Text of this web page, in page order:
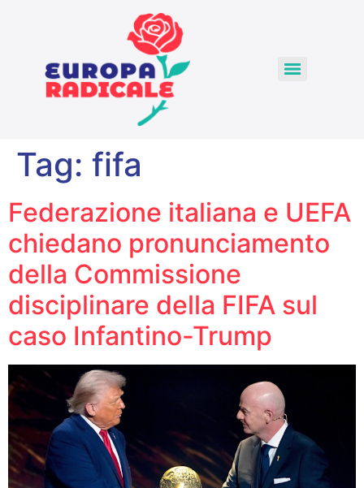
Tag: fifa
Federazione italiana e UEFA
chiedano pronunciamento
della Commissione
disciplinare della FIFA sul
caso Infantino-Trump